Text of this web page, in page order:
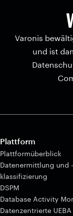
Varonis
und ist
Plattform
Plattformüberblick
Datenermittlung und -
klassifizierung
DSPM
Database Activity
Datenzentrierte UEBA